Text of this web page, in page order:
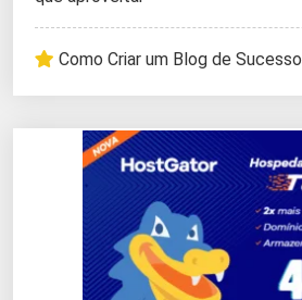
Como Criar um Blog de Sucesso